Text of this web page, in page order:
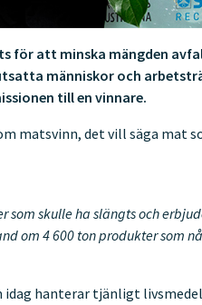
för att minska mängden
människor och
till en vinnare.
matsvinn, det vill säga mat
skulle ha slängts och
om 4 600 ton produkter som
idag hanterar tjänligt